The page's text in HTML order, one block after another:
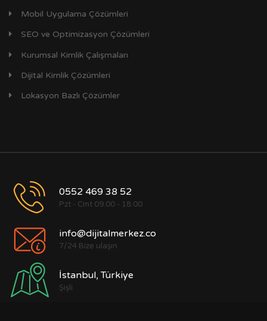
Mobil Uygulama Çözümleri
SEO ve Optimizasyon Çözümleri
Kurumsal Kimlik Çalışmaları
Dijital Kimlik Çözümleri
Lokasyon Bazlı Çözümler
0552 469 38 52
Pzt - Cmt 09.00 - 18.00
info@dijitalmerkez.co
7/24 Bize ulaşın
İstanbul, Türkiye
Şişli